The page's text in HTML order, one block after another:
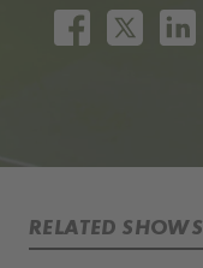
RELATED SHOWS